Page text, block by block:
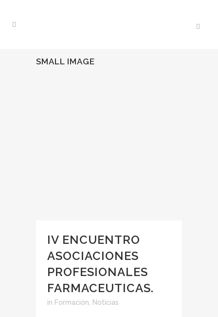
SMALL IMAGE
IV ENCUENTRO
ASOCIACIONES
PROFESIONALES
FARMACEUTICAS.
in Formación Noticias